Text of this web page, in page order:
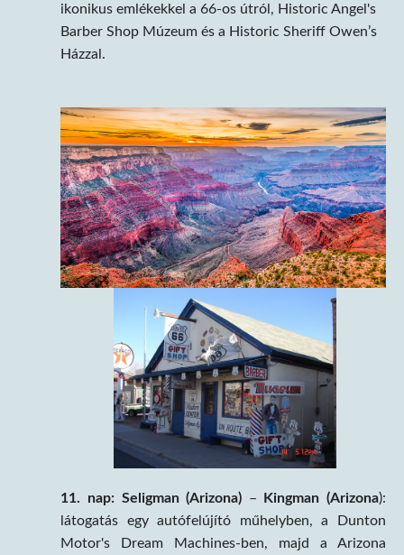
ikonikus emlékekkel a 66-os útról, Historic Angel's
Barber Shop Múzeum és a Historic Sheriff Owen’s
Házzal.
11. nap: Seligman (Arizona) – Kingman (Arizona):
látogatás egy autófelújító műhelyben, a Dunton
Motor's Dream Machines-ben, majd a Arizona